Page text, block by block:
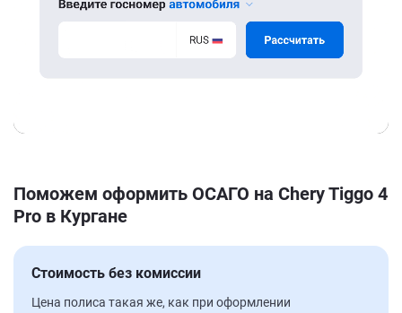
Поможем оформить ОСАГО на Chery Tiggo 4
Pro в Кургане
Стоимость без комиссии
Цена полиса такая же, как при оформлении